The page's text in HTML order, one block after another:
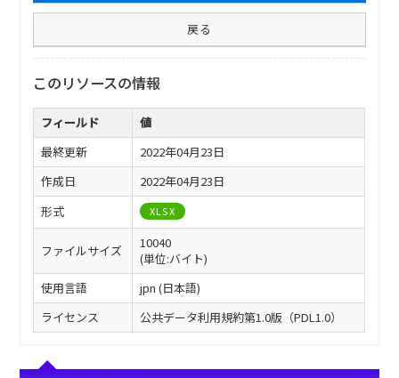
戻る
このリソースの情報
フィールド
値
最終更新
2022年04月23日
作成日
2022年04月23日
形式
XLSX
ファイルサイズ
10040
(単位:バイト)
使用言語
jpn (日本語)
ライセンス
公共データ利用規約第1.0版（PDL1.0）